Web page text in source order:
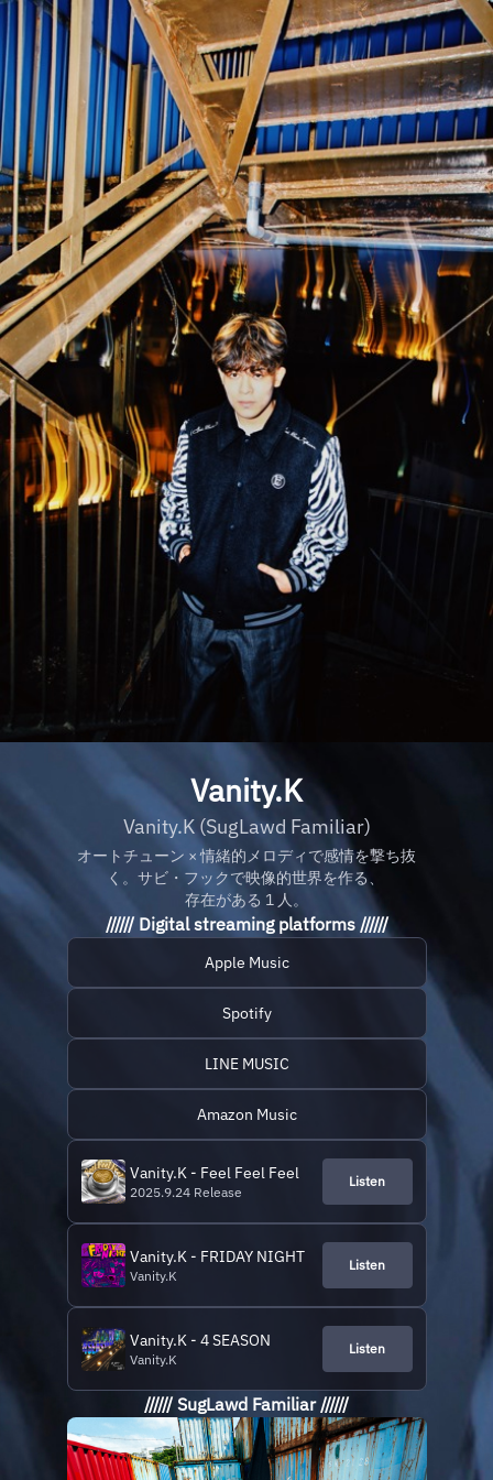
Vanity.K
Vanity.K (SugLawd Familiar)
オートチューン × 情緒的メロディで感情を撃ち抜
く。サビ・フックで映像的世界を作る、
存在がある 1 人。
////// Digital streaming platforms //////
Apple Music
Spotify
LINE MUSIC
Amazon Music
Vanity.K - Feel Feel Feel
2025.9.24 Release
Listen
Vanity.K - FRIDAY NIGHT
Vanity.K
Listen
Vanity.K - 4 SEASON
Vanity.K
Listen
////// SugLawd Familiar //////